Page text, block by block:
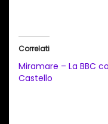
a
Correlati
Miramare – La BBC
Castello